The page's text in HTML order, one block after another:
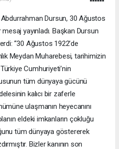
Dursun, 30 Ağustos
yayınladı. Başkan Dursun
“30 Ağustos 1922’de
Meydan Muharebesi, tarihimizin
Cumhuriyeti’nin
tüm dünyaya gücünü
kalıcı bir zaferle
ulaşmanın heyecanını
eldeki imkanların çokluğu
tüm dünyaya göstererek
Bizler kanının son